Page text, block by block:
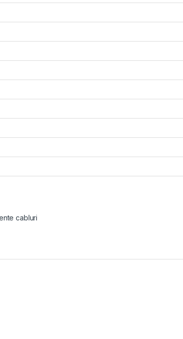
cabluri